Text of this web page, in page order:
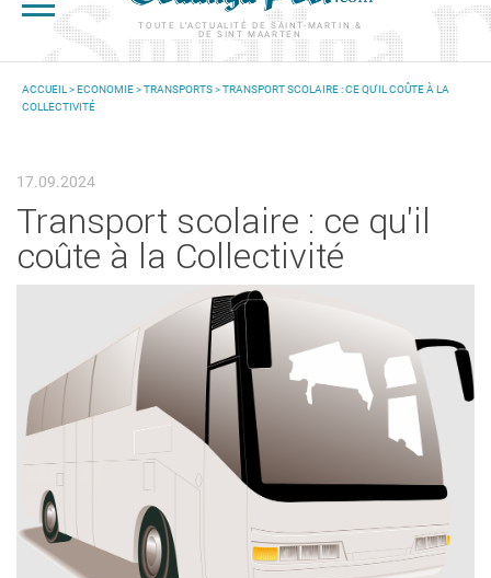
TOUTE L'ACTUALITÉ DE SAINT-MARTIN &
DE SINT MAARTEN
VOUS ÊTES ICI
ACCUEIL >ECONOMIE>TRANSPORTS> TRANSPORT SCOLAIRE : CE QU'IL COÛTE À LA
COLLECTIVITÉ
17.09.2024
Transport scolaire : ce qu'il
coûte à la Collectivité